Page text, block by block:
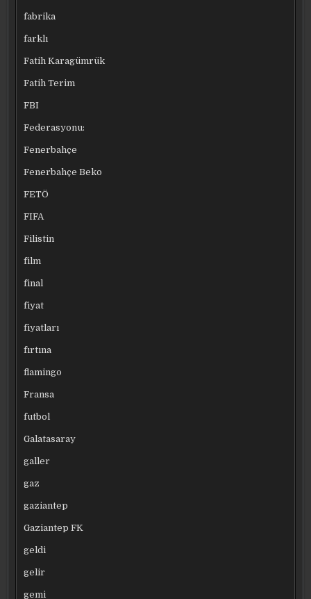
fabrika
farklı
Fatih Karagümrük
Fatih Terim
FBI
Federasyonu:
Fenerbahçe
Fenerbahçe Beko
FETÖ
FIFA
Filistin
film
final
fiyat
fiyatları
fırtına
flamingo
Fransa
futbol
Galatasaray
galler
gaz
gaziantep
Gaziantep FK
geldi
gelir
gemi